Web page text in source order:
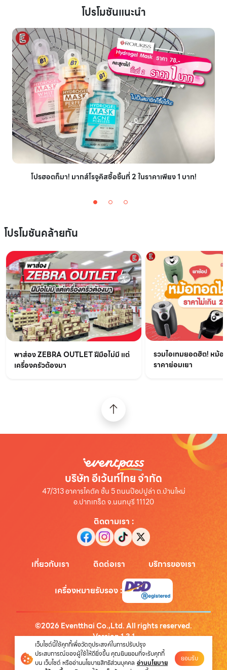
โปรโมชันแนะนำ
โปรฮอตก็มา! มากส์โรจูคิสซื้อชิ้นที่ 2 ในราคาเพียง 1 บาท!
โปรโมชันคล้ายกัน
พาส่อง ZEBRA OUTLET ฝีมือไม่มี แต่
เครื่องครัวต้องมา
รวมไอเทมยอดฮิต! หม้อ
ราคาย่อมเยา
บริษัท อีเว้นท์ไทย จำกัด
47/313 อาคารไคตัค ชั้น 5 ถนนป๊อปปูล่า ต.บ้านใหม่
อ.ปากเกร็ด จ.นนทบุรี 11120
ติดตามเรา :
เกี่ยวกับเรา ติดต่อเรา บริการของเรา
เครื่องหมายรับรอง:
©2026 Eventthai Co.,Ltd. All rights reserved.
Version1.3.1
นโยบายความเป็นส่วนตัว
เว็บไซต์นี้ใช้คุกกี้เพื่อวัตถุประสงค์ในการปรับปรุง
ประสบการณ์ของผู้ใช้ให้ดียิ่งขึ้น คุณยินยอมที่จะรับคุกกี้
บน เว็บไซต์ หรืออ่านนโยบายสิทธิส่วนบุคคล อ่านนโยบาย
ยอมรับ